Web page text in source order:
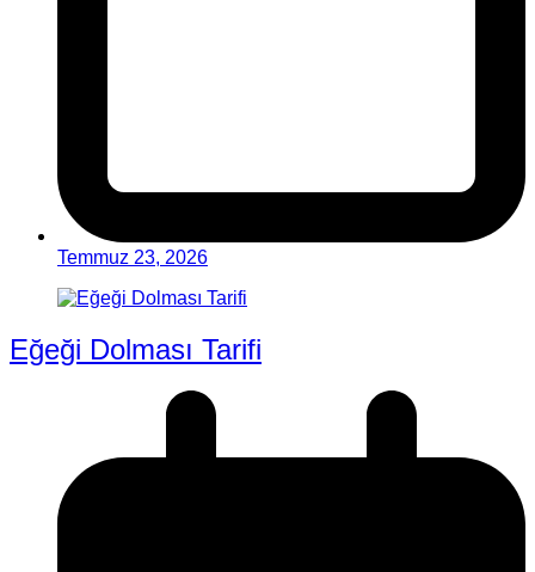
Temmuz 23, 2026
Eğeği Dolması Tarifi